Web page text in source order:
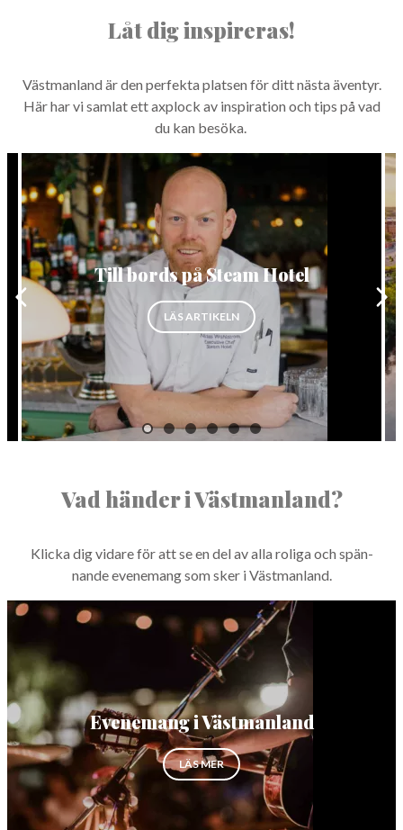
SKINNSKATTEBERG
SURAHAMMAR
Låt dig inspireras!
Väst­man­land är den per­fek­ta plat­sen för ditt näs­ta även­tyr.
Här har vi sam­lat ett axplock av inspi­ra­tion och tips på vad
du kan besöka.
Till bords på Steam Hotel
LÄS ARTIKELN”TILL BORDS PÅ STEAM HOTEL”
Vad händer i Västmanland?
Klic­ka dig vidare för att se en del av alla roli­ga och spän­
nande even­e­mang som sker i Västmanland.
Evenemang i Västmanland
LÄS MEROM EVENEMANG I